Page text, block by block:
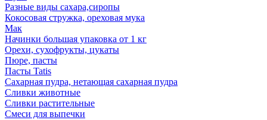
Разные виды сахара,сиропы
Кокосовая стружка, ореховая мука
Мак
Начинки большая упаковка от 1 кг
Орехи, сухофрукты, цукаты
Пюре, пасты
Пасты Tatis
Сахарная пудра, нетающая сахарная пудра
Сливки животные
Сливки растительные
Смеси для выпечки